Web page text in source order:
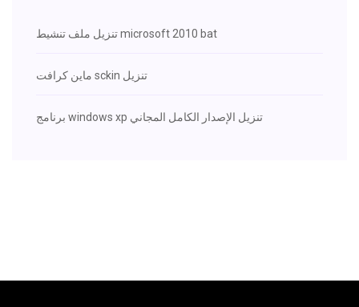
تنزيل ملف تنشيط microsoft 2010 bat
ماين كرافت sckin تنزيل
برنامج windows xp تنزيل الإصدار الكامل المجاني